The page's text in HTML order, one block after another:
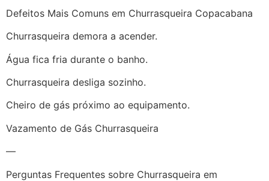
Defeitos Mais Comuns em Churrasqueira Copacabana
Churrasqueira demora a acender.
Água fica fria durante o banho.
Churrasqueira desliga sozinho.
Cheiro de gás próximo ao equipamento.
Vazamento de Gás Churrasqueira
—
Perguntas Frequentes sobre Churrasqueira em